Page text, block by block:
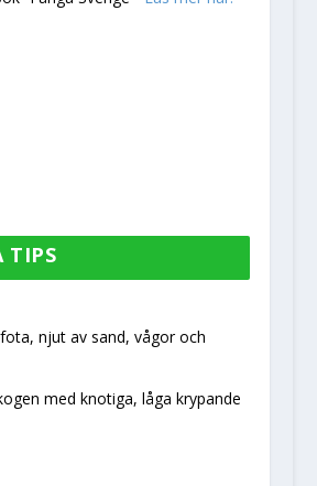
TIPS
njut av sand, vågor och
med knotiga, låga krypande